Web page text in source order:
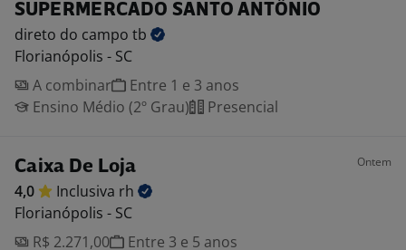
SUPERMERCADO SANTO ANTÔNIO
direto do campo tb
Florianópolis - SC
A combinar
Entre 1 e 3 anos
Ensino Médio (2º Grau)
Presencial
Caixa De Loja Ontem
4,0 Inclusiva rh
Florianópolis - SC
R$ 2.271,00
Entre 3 e 5 anos